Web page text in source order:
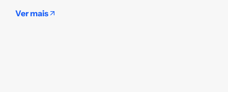
Ver mais